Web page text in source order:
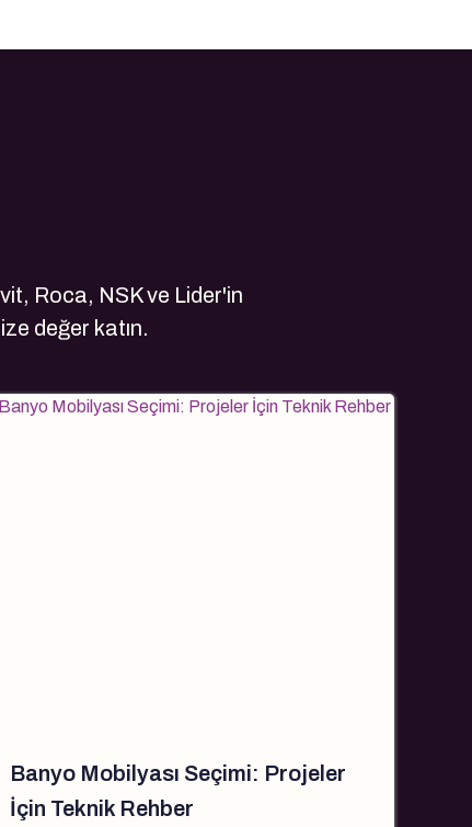
Roca, NSK ve Lider'in
değer katın.
Banyo Mobilyası Seçimi: Projeler
İçin Teknik Rehber